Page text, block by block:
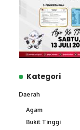
Kategori
Daerah
Agam
Bukit Tinggi